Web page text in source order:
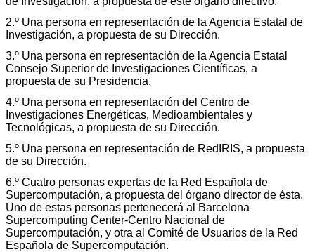
2.º Una persona en representación de la Agencia Estatal de
Investigación, a propuesta de su Dirección.
3.º Una persona en representación de la Agencia Estatal
Consejo Superior de Investigaciones Científicas, a
propuesta de su Presidencia.
4.º Una persona en representación del Centro de
Investigaciones Energéticas, Medioambientales y
Tecnológicas, a propuesta de su Dirección.
5.º Una persona en representación de RedIRIS, a propuesta
de su Dirección.
6.º Cuatro personas expertas de la Red Española de
Supercomputación, a propuesta del órgano director de ésta.
Uno de estas personas pertenecerá al Barcelona
Supercomputing Center-Centro Nacional de
Supercomputación, y otra al Comité de Usuarios de la Red
Española de Supercomputación.